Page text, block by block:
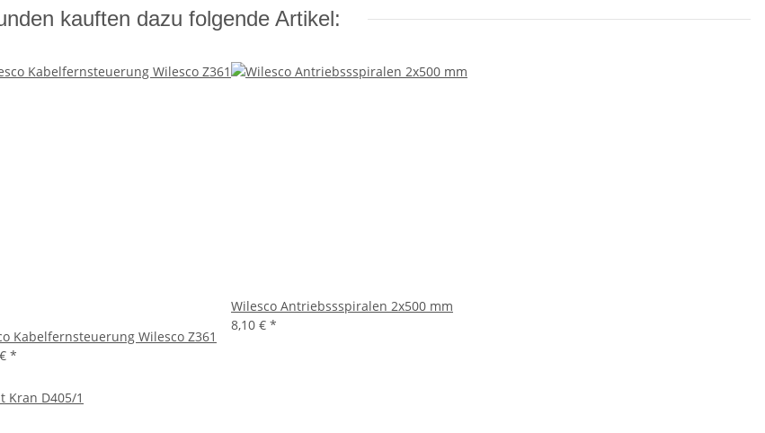
kauften dazu folgende Artikel:
Kabelfernsteuerung Wilesco Z361
*
Wilesco Antriebssspiralen 2x500 mm
8,10 € *